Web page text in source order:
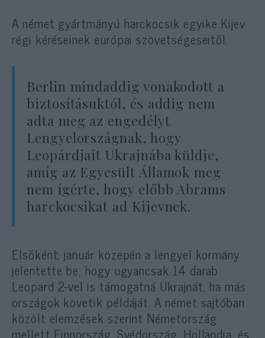
A német gyártmányú harckocsik egyike Kijev
régi kéréseinek európai szövetségeseitől.
Berlin mindaddig vonakodott a
biztosításuktól, és addig nem
adta meg az engedélyt
Lengyelországnak, hogy
Leopárdjait Ukrajnába küldje,
amíg az Egyesült Államok meg
nem ígérte, hogy előbb Abrams
harckocsikat ad Kijevnek.
Elsőként, január közepén a lengyel kormány
jelentette be, hogy ugyancsak 14 darab
Leopard 2-vel is támogatná Ukrajnát, ha más
országok követik példáját. A német sajtóban
közölt elemzések szerint Németország
mellett Finnország, Svédország, Hollandia, és